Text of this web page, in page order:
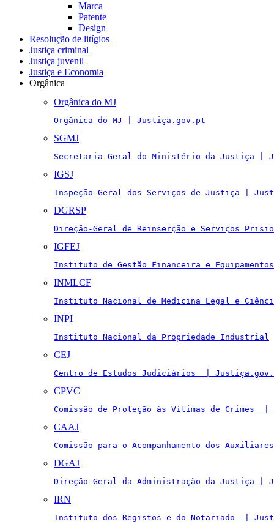
Marca
Patente
Design
Resolução de litígios
Justiça criminal
Justiça juvenil
Justiça e Economia
Orgânica
Orgânica do MJ
Orgânica do MJ | Justiça.gov.pt
SGMJ
Secretaria-Geral do Ministério da Justiça |
IGSJ
Inspeção-Geral dos Serviços de Justiça |
DGRSP
Direção-Geral de Reinserção e Serviços
IGFEJ
Instituto de Gestão Financeira e
INMLCF
Instituto Nacional de Medicina Legal e
INPI
Instituto Nacional da Propriedade Industrial
CEJ
Centro de Estudos Judiciários  |
CPVC
Comissão de Proteção às Vítimas de Crimes
CAAJ
Comissão para o Acompanhamento dos
DGAJ
Direção-Geral da Administração da Justiça |
IRN
Instituto dos Registos e do Notariado  |